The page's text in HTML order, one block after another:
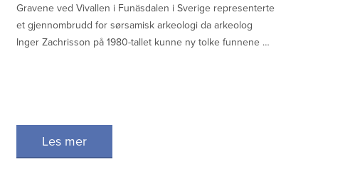
Gravene ved Vivallen i Funäsdalen i Sverige representerte
et gjennombrudd for sørsamisk arkeologi da arkeolog
Inger Zachrisson på 1980-tallet kunne ny tolke funnene …
Les mer